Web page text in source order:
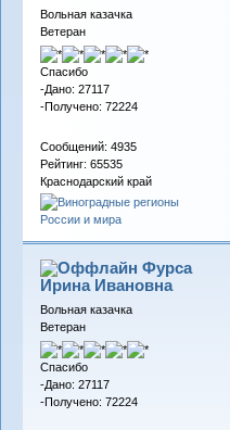
Вольная казачка
Ветеран
Спасибо
-Дано: 27117
-Получено: 72224
Сообщений: 4935
Рейтинг: 65535
Краснодарский край
Фурса
Ирина Ивановна
Вольная казачка
Ветеран
Спасибо
-Дано: 27117
-Получено: 72224